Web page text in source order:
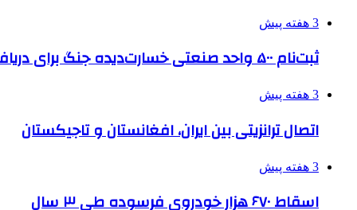
3 هفته پیش
ثبت‌نام ۵۰۰ واحد صنعتی خسارت‌دیده جنگ برای دریافت تسهیلات
3 هفته پیش
اتصال ترانزیتی بین ایران، افغانستان و تاجیکستان
3 هفته پیش
اسقاط ۶۷۰ هزار خودروی فرسوده طی ۳ سال